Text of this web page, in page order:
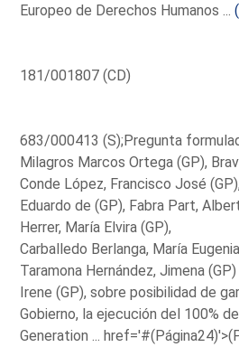
Europeo de Derechos Humanos ...
181/001807 (CD)
683/000413 (S);Pregunta
Milagros Marcos Ortega (GP),
Conde López, Francisco José
Eduardo de (GP), Fabra Part,
Herrer, María Elvira (GP),
Carballedo Berlanga, María
Taramona Hernández, Jimena
Irene (GP), sobre posibilidad de
Gobierno, la ejecución del 100%
Generation ...